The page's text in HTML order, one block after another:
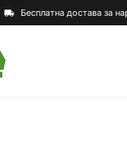
local_shipping Бесплатна достава за